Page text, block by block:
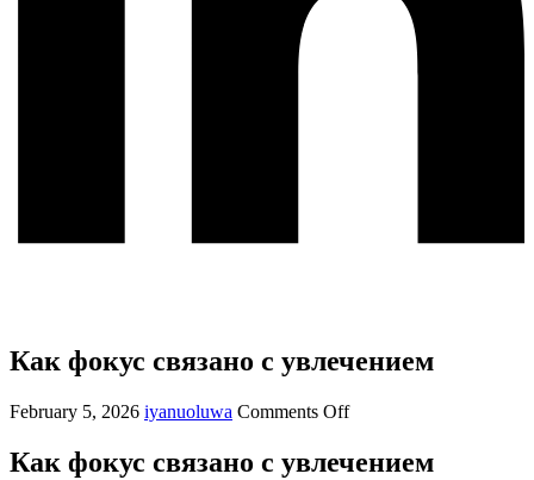
Как фокус связано с увлечением
February 5, 2026 iyanuoluwa Comments Off
Как фокус связано с увлечением